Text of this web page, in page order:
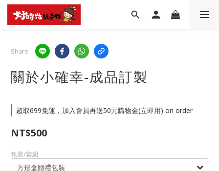
Share
關於小確幸-成品訂製
超取699免運，加入會員再送50元購物金(立即用) on order
NT$500
包裝/套組